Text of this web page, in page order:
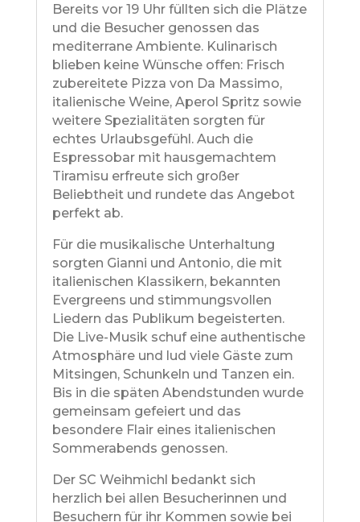
Bereits vor 19 Uhr füllten sich die Plätze
und die Besucher genossen das
mediterrane Ambiente. Kulinarisch
blieben keine Wünsche offen: Frisch
zubereitete Pizza von Da Massimo,
italienische Weine, Aperol Spritz sowie
weitere Spezialitäten sorgten für
echtes Urlaubsgefühl. Auch die
Espressobar mit hausgemachtem
Tiramisu erfreute sich großer
Beliebtheit und rundete das Angebot
perfekt ab.
Für die musikalische Unterhaltung
sorgten Gianni und Antonio, die mit
italienischen Klassikern, bekannten
Evergreens und stimmungsvollen
Liedern das Publikum begeisterten.
Die Live-Musik schuf eine authentische
Atmosphäre und lud viele Gäste zum
Mitsingen, Schunkeln und Tanzen ein.
Bis in die späten Abendstunden wurde
gemeinsam gefeiert und das
besondere Flair eines italienischen
Sommerabends genossen.
Der SC Weihmichl bedankt sich
herzlich bei allen Besucherinnen und
Besuchern für ihr Kommen sowie bei